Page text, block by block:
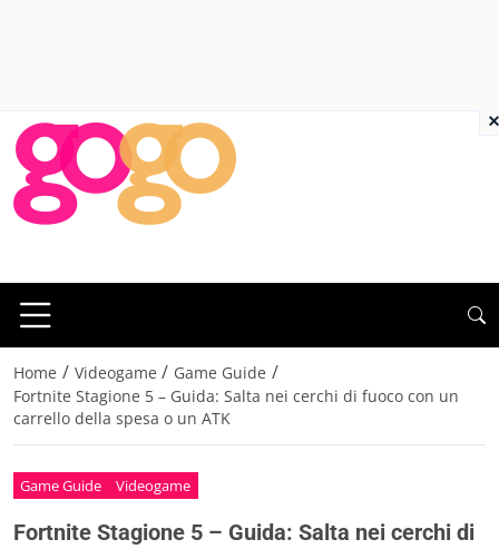
Home / Videogame / Game Guide /
Fortnite Stagione 5 – Guida: Salta nei cerchi di fuoco con un
carrello della spesa o un ATK
Game Guide Videogame
Fortnite Stagione 5 – Guida: Salta nei cerchi di
×